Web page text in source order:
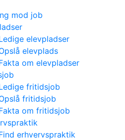
elevpladser
elevplads
om elevpladser
fritidsjob
fritidsjob
om fritidsjob
erhvervspraktik